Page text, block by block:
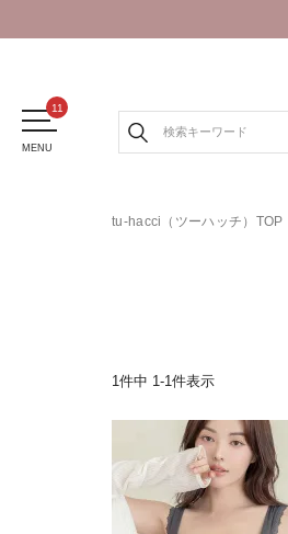
MENU
tu-hacci（ツーハッチ）TOP
1件中 1-1件表示